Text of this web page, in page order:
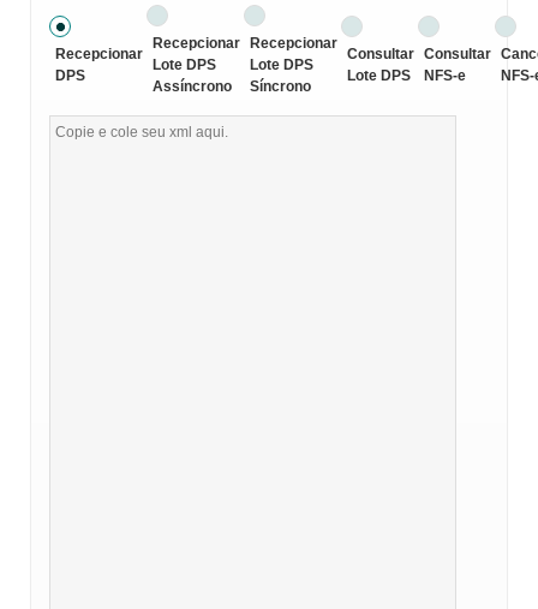
Recepcionar
DPS
Recepcionar
Lote DPS
Assíncrono
Recepcionar
Lote DPS
Síncrono
Consultar
Lote DPS
Consultar
NFS-e
NFS-